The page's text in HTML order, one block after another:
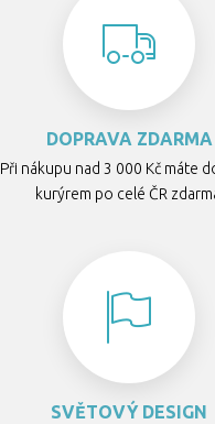
DOPRAVA ZDARMA
Při nákupu nad 3 000 Kč máte
kurýrem po celé ČR
SVĚTOVÝ DESIGN